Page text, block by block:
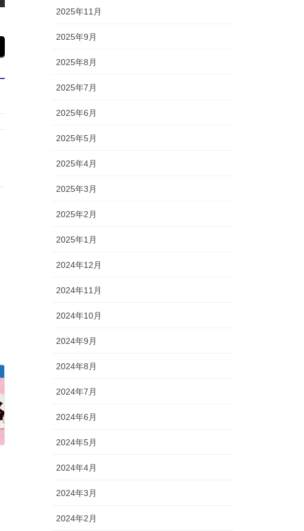
2025年11月
2025年9月
2025年8月
2025年7月
2025年6月
2025年5月
2025年4月
2025年3月
2025年2月
2025年1月
2024年12月
2024年11月
2024年10月
2024年9月
2024年8月
2024年7月
2024年6月
2024年5月
2024年4月
2024年3月
2024年2月